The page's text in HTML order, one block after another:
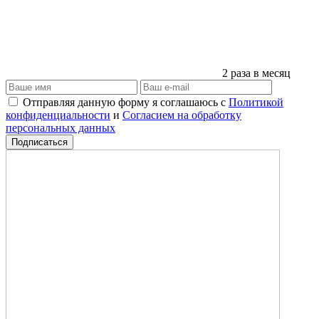
2 раза в месяц
Отправляя данную форму я соглашаюсь с Политикой
конфиденциальности и Согласием на обработку
персональных данных
Подписаться